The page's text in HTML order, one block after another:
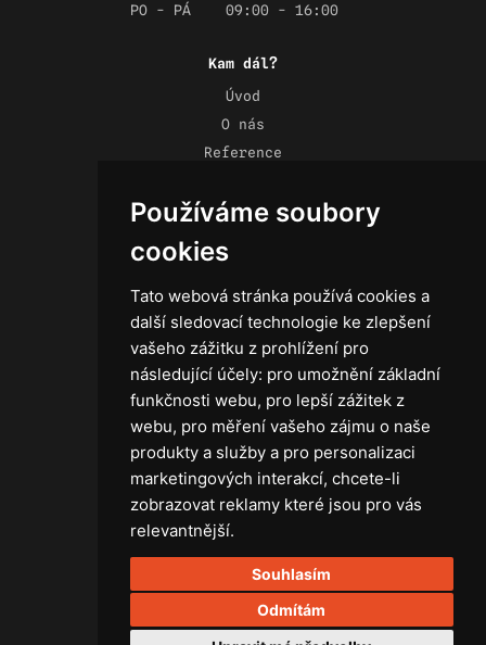
Používáme soubory
cookies
Tato webová stránka používá cookies a
další sledovací technologie ke zlepšení
vašeho zážitku z prohlížení pro
následující účely: pro umožnění základní
funkčnosti webu, pro lepší zážitek z
webu, pro měření vašeho zájmu o naše
produkty a služby a pro personalizaci
marketingových interakcí, chcete-li
zobrazovat reklamy které jsou pro vás
relevantnější.
Souhlasím
Odmítám
PO - PÁ 09:00 - 16:00
Kam dál?
Úvod
O nás
Reference
Kontakt
Obchodní podmínky
Zásady ochrany osobních údajů
Technika
Světla
Příslušenství ke světlům
Osvětlovací technika GRIP
Baterie
Stativy
Ostatní
Rozvaděče a kabely
Spotřební materiál